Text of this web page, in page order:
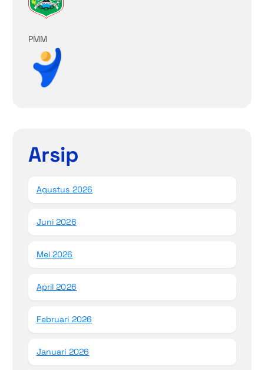
PMM
Arsip
Agustus 2026
Juni 2026
Mei 2026
April 2026
Februari 2026
Januari 2026